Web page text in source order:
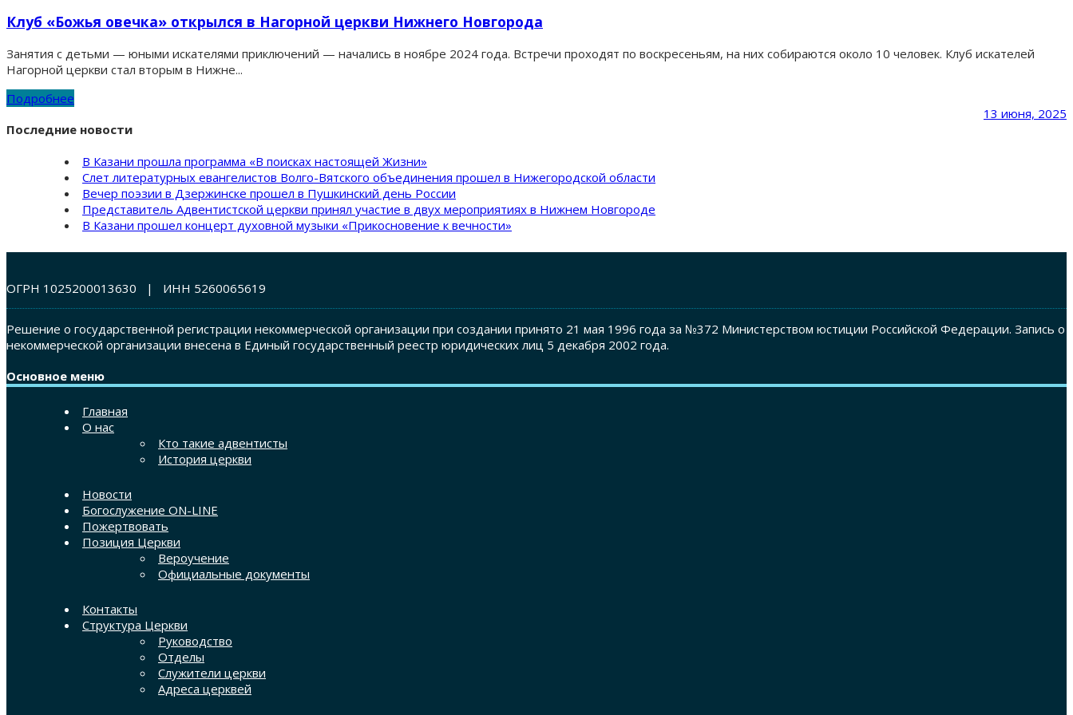
Клуб «Божья овечка» открылся в Нагорной церкви Нижнего Новгорода
Занятия с детьми — юными искателями приключений — начались в ноябре 2024 года. Встречи проходят по воскресеньям, на них собираются около 10 человек. Клуб искателей
Нагорной церкви стал вторым в Нижне...
Подробнее
13 июня, 2025
Последние новости
В Казани прошла программа «В поисках настоящей Жизни»
Слет литературных евангелистов Волго-Вятского объединения прошел в Нижегородской области
Вечер поэзии в Дзержинске прошел в Пушкинский день России
Представитель Адвентистской церкви принял участие в двух мероприятиях в Нижнем Новгороде
В Казани прошел концерт духовной музыки «Прикосновение к вечности»
ОГРН 1025200013630 | ИНН 5260065619
Решение о государственной регистрации некоммерческой организации при создании принято 21 мая 1996 года за №372 Министерством юстиции Российской Федерации. Запись о
некоммерческой организации внесена в Единый государственный реестр юридических лиц 5 декабря 2002 года.
Основное меню
Главная
О нас
Кто такие адвентисты
История церкви
Новости
Богослужение ON-LINE
Пожертвовать
Позиция Церкви
Вероучение
Официальные документы
Контакты
Структура Церкви
Руководство
Отделы
Служители церкви
Адреса церквей